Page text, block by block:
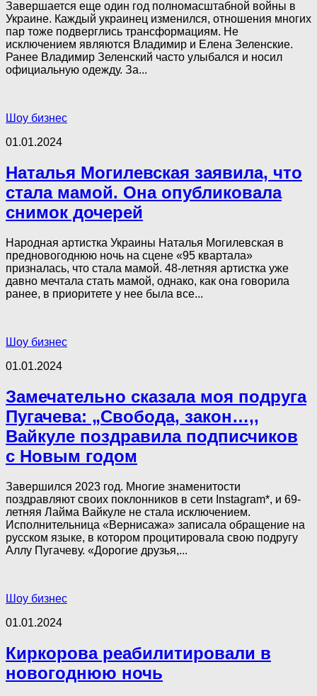
Завершается еще один год полномасштабной войны в
Украине. Каждый украинец изменился, отношения многих
пар тоже подверглись трансформациям. Не
исключением являются Владимир и Елена Зеленские.
Ранее Владимир Зеленский часто улыбался и носил
официальную одежду. За...
Шоу бизнес
01.01.2024
Наталья Могилевская заявила, что
стала мамой. Она опубликовала
снимок дочерей
Народная артистка Украины Наталья Могилевская в
предновогоднюю ночь на сцене «95 квартала»
призналась, что стала мамой. 48-летняя артистка уже
давно мечтала стать мамой, однако, как она говорила
ранее, в приоритете у нее была все...
Шоу бизнес
01.01.2024
Замечательно сказала моя подруга
Пугачева: „Свобода, закон…,,
Вайкуле поздравила подписчиков
с Новым годом
Завершился 2023 год. Многие знаменитости
поздравляют своих поклонников в сети Instagram*, и 69-
летняя Лайма Вайкуле не стала исключением.
Исполнительница «Вернисажа» записала обращение на
русском языке, в котором процитировала свою подругу
Аллу Пугачеву. «Дорогие друзья,...
Шоу бизнес
01.01.2024
Киркорова реабилитировали в
новогоднюю ночь